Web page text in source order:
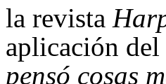
la revista
aplicación del
pensó cosas